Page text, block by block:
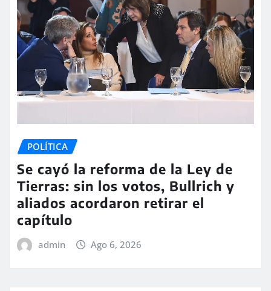
POLÍTICA
Se cayó la reforma de la Ley de
Tierras: sin los votos, Bullrich y
aliados acordaron retirar el
capítulo
admin Ago 6, 2026